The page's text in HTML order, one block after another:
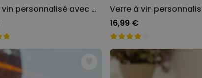
Verre à vin personnalisé avec monogramme
16,99 €